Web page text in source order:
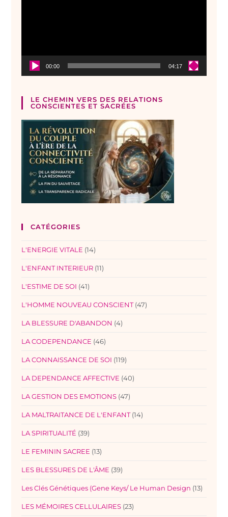
00:00 04:17
LE CHEMIN VERS DES RELATIONS
CONSCIENTES ET SACRÉES
CATÉGORIES
L'ENERGIE VITALE (14)
L'ENFANT INTERIEUR (11)
L'ESTIME DE SOI (41)
L'HOMME NOUVEAU CONSCIENT (47)
LA BLESSURE D'ABANDON (4)
LA CODEPENDANCE (46)
LA CONNAISSANCE DE SOI (119)
LA DEPENDANCE AFFECTIVE (40)
LA GESTION DES EMOTIONS (47)
LA MALTRAITANCE DE L'ENFANT (14)
LA SPIRITUALITÉ (39)
LE FEMININ SACREE (13)
LES BLESSURES DE L'ÂME (39)
Les Clés Génétiques (Gene Keys/ Le Human Design (13)
LES MÉMOIRES CELLULAIRES (23)